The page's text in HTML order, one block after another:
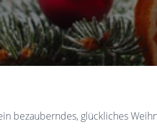
bezauberndes, glückliches